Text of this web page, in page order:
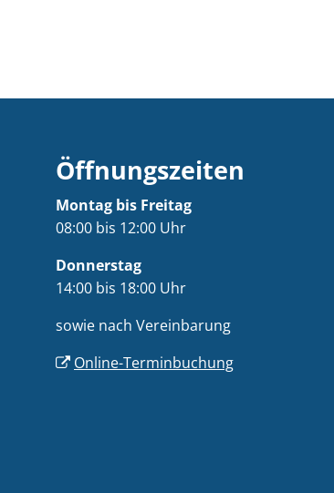
Öffnungszeiten
Montag bis Freitag
08:00 bis 12:00 Uhr
Donnerstag
14:00 bis 18:00 Uhr
sowie nach Vereinbarung
Online-Terminbuchung